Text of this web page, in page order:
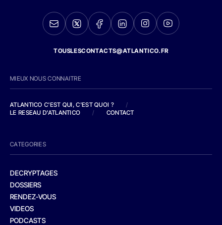
TOUSLESCONTACTS@ATLANTICO.FR
MIEUX NOUS CONNAITRE
ATLANTICO C'EST QUI, C'EST QUOI ?
/
LE RESEAU D'ATLANTICO
/ CONTACT
CATEGORIES
DECRYPTAGES
DOSSIERS
RENDEZ-VOUS
VIDEOS
PODCASTS